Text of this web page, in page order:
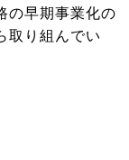
の早期事業化の
取り組んでい